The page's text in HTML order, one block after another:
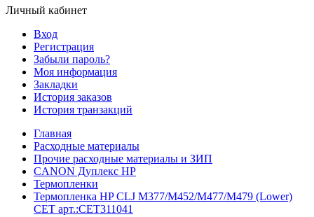
Личный кабинет
Вход
Регистрация
Забыли пароль?
Моя информация
Закладки
История заказов
История транзакций
Главная
Расходные материалы
Прочие расходные материалы и ЗИП
CANON Дуплекс HP
Термопленки
Термопленка HP CLJ M377/M452/M477/M479 (Lower)
CET арт.:CET311041